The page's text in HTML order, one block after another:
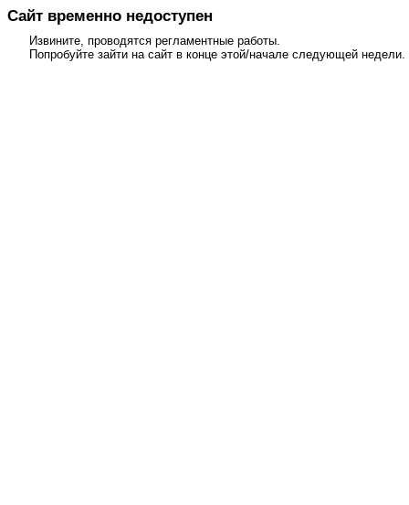
Сайт временно недоступен
Извините, проводятся регламентные работы.
Попробуйте зайти на сайт в конце этой/начале следующей недели.